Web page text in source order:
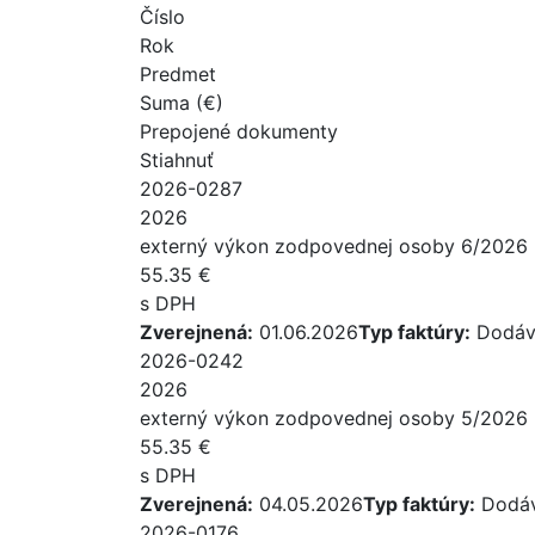
Číslo
Rok
Predmet
Suma (€)
Prepojené dokumenty
Stiahnuť
2026-0287
2026
externý výkon zodpovednej osoby 6/2026
55.35 €
s DPH
Zverejnená: 01.06.2026Typ faktúry:
2026-0242
2026
externý výkon zodpovednej osoby 5/2026
55.35 €
s DPH
Zverejnená: 04.05.2026Typ faktúry: